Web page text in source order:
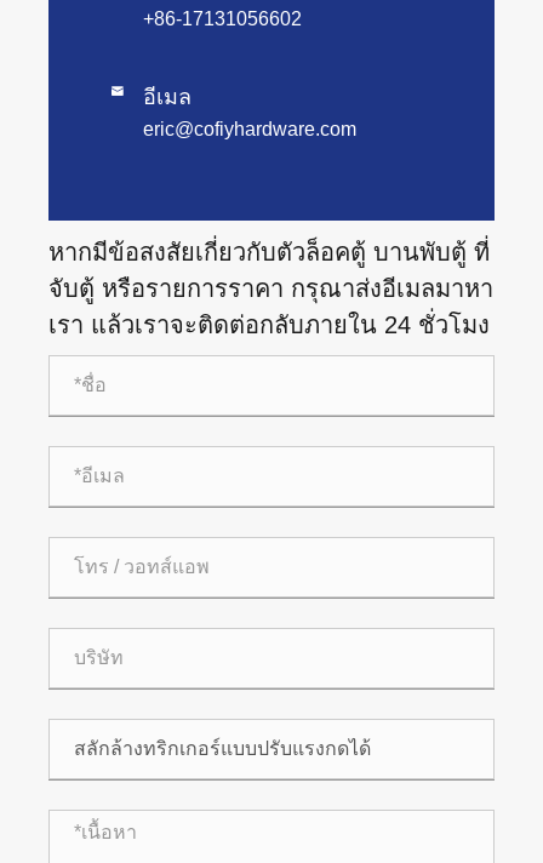
+86-17131056602
 อีเมล
eric@cofiyhardware.com
หากมีข้อสงสัยเกี่ยวกับตัวล็อคตู้ บานพับตู้ ที่
จับตู้ หรือรายการราคา กรุณาส่งอีเมลมาหา
เรา แล้วเราจะติดต่อกลับภายใน 24 ชั่วโมง